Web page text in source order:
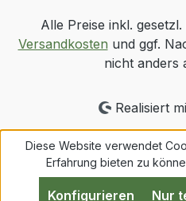
Alle Preise inkl.
Versandkosten und ggf.
nicht anders
Realisiert
Diese Website verwendet
Erfahrung bieten zu
Nur
Konfigurieren